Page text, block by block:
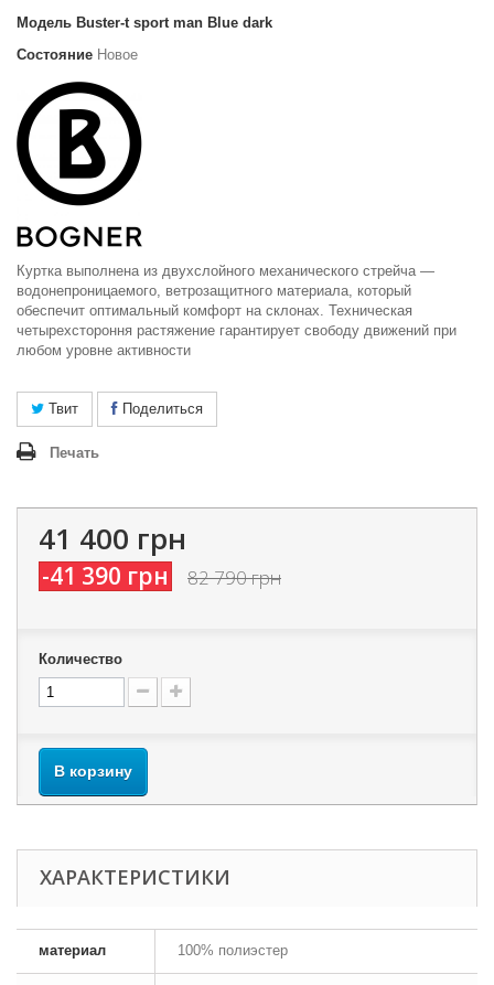
Модель Buster-t sport man Blue dark
Состояние Новое
Куртка выполнена из двухслойного механического стрейча —
водонепроницаемого, ветрозащитного материала, который
обеспечит оптимальный комфорт на склонах. Техническая
четырехстороння растяжение гарантирует свободу движений при
любом уровне активности
Твит Поделиться
Печать
41 400 грн
-41 390 грн 82 790 грн
Количество
В корзину
ХАРАКТЕРИСТИКИ
материал 100% полиэстер